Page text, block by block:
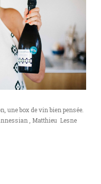
une box de vin bien pensée.
, Matthieu Lesne